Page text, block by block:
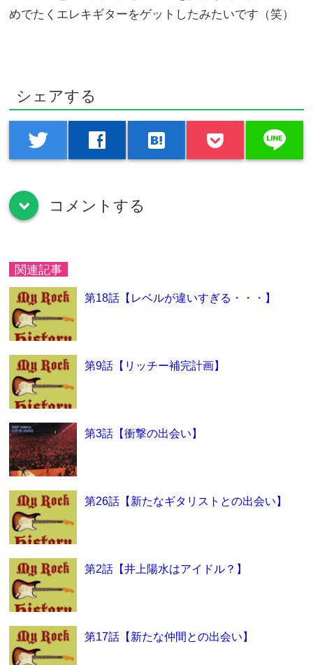
めでたくエレキギターをゲットしたみたいです（笑）
シェアする
twitter facebook hatenabookmark line
down コメントする
関連記事
第18話【レベルが違いすぎる・・・】
第9話【リッチー補完計画】
第3話【衝撃の出会い】
第26話【新たなギタリストとの出会い】
第2話【井上陽水はアイドル？】
第17話【新たな仲間との出会い】